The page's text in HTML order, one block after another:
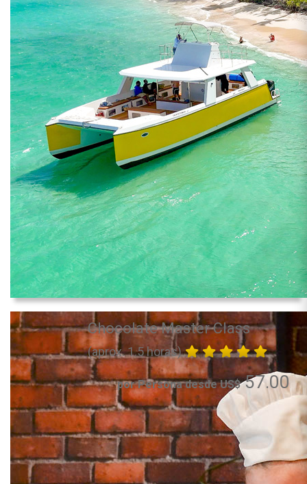
Chocolate Master Class
(aprox. 1.5 horas)
por Persona desde US$57.00